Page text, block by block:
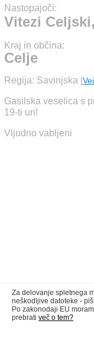
Nastopajoči:
Vitezi
Kraj in občina:
Celje
Regija: Savinjska [
Gasilska veselica s
19-ti uri!
Vljudno vabljeni
Za delovanje spletnega
neškodljive datoteke -
Po zakonodaji EU
prebrati več o tem?